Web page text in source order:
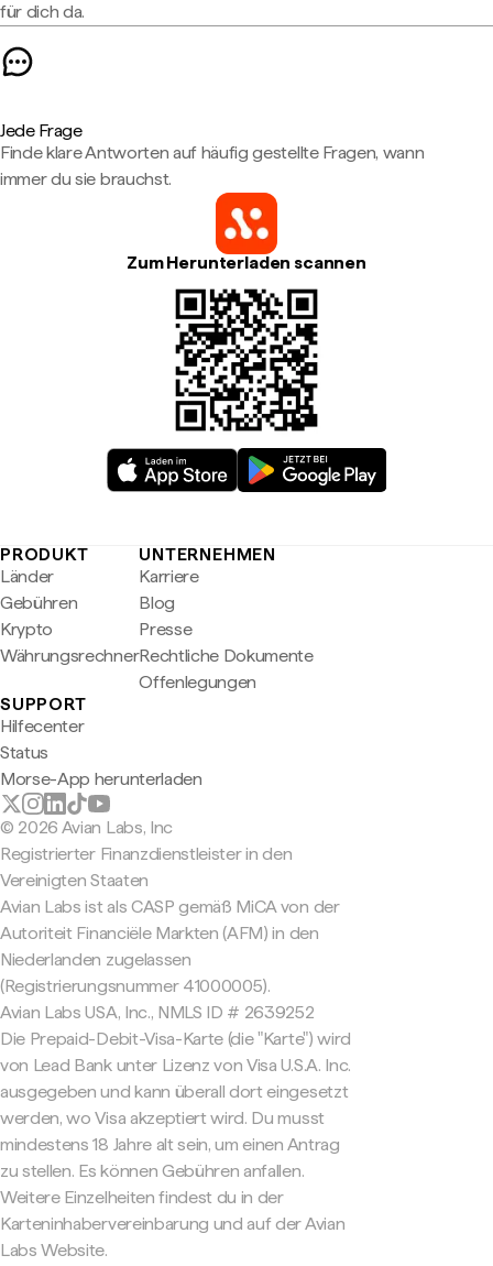
für dich da.
Jede Frage
Finde klare Antworten auf häufig gestellte Fragen, wann
immer du sie brauchst.
Zum Herunterladen scannen
PRODUKT
Länder
Gebühren
Krypto
Währungsrechner
UNTERNEHMEN
Karriere
Blog
Presse
Rechtliche Dokumente
Offenlegungen
SUPPORT
Hilfecenter
Status
Morse-App herunterladen
© 2026 Avian Labs, Inc
Registrierter Finanzdienstleister in den
Vereinigten Staaten
Avian Labs ist als CASP gemäß MiCA von der
Autoriteit Financiële Markten (AFM) in den
Niederlanden zugelassen
(Registrierungsnummer 41000005).
Avian Labs USA, Inc., NMLS ID # 2639252
Die Prepaid-Debit-Visa-Karte (die "Karte") wird
von Lead Bank unter Lizenz von Visa U.S.A. Inc.
ausgegeben und kann überall dort eingesetzt
werden, wo Visa akzeptiert wird. Du musst
mindestens 18 Jahre alt sein, um einen Antrag
zu stellen. Es können Gebühren anfallen.
Weitere Einzelheiten findest du in der
Karteninhabervereinbarung und auf der Avian
Labs Website.